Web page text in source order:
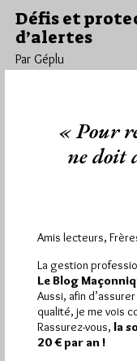
Défis et
d’alertes
Par Géplu
jeudi 16 février une
Hier jeudi 6 août
2 608 pagesont
« Pour
ne doit
Amis lecteurs,
La gestion
Le Blog
Aussi, afin
qualité, je me vois
Rassurez-vous, la
20 € par an !